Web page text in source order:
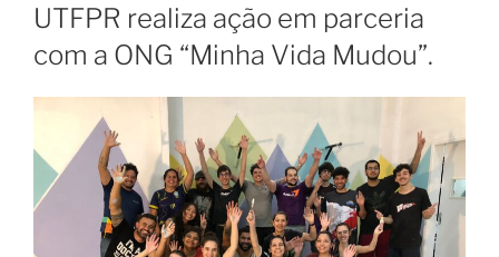
UTFPR realiza ação em parceria
com a ONG “Minha Vida Mudou”.